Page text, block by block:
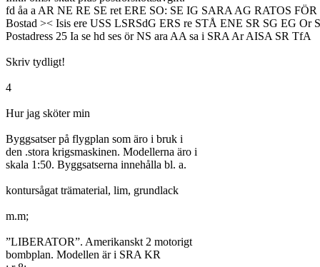
fd åa a AR NE RE SE ret ERE SO: SE IG SARA AG RATOS
Bostad >< Isis ere USS LSRSdG ERS re STÅ ENE SR SG EG Or
Postadress 25 Ia se hd ses ör NS ara AA sa i SRA Ar AISA SR TfA
Skriv tydligt!
4
Hur jag sköter min
Byggsatser på flygplan som äro i bruk i
den .stora krigsmaskinen. Modellerna äro i
skala 1:50. Byggsatserna innehålla bl. a.
kontursågat trämaterial, lim, grundlack
m.m;
”LIBERATOR”. Amerikanskt 2 motorigt
bombplan. Modellen är i SRA KR